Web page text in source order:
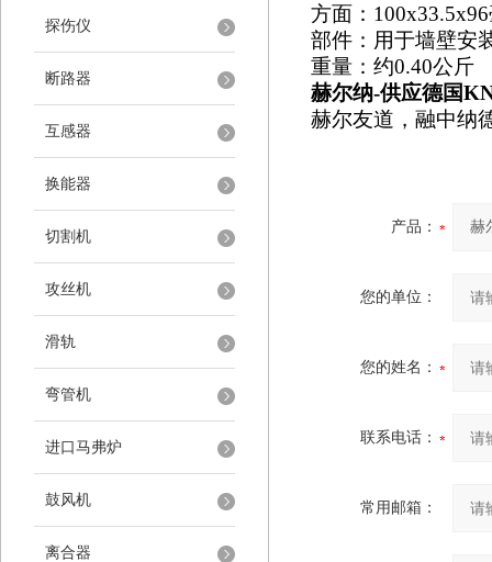
探伤仪
断路器
互感器
换能器
切割机
攻丝机
滑轨
弯管机
进口马弗炉
鼓风机
离合器
方面：
部件：用于墙壁安
重量：约0.40公斤
赫尔纳-供应德国
赫尔友道，融中纳
产品：
您的单位：
您的姓名：
联系电话：
常用邮箱：